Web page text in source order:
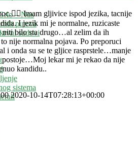
– Nos
puteva
sudovi
sistema
Imam gljivice ispod jezika, tacnije
I jezik mi je normalne, ruzicaste
niti bilo sta drugo…al zelim da ih
nije normalna pojava. Po preporuci
i onda su se te gljice rasprstele…manje
lekar mi je rekao da nije
kandidu..
2020-10-14T07:28:13+00:00